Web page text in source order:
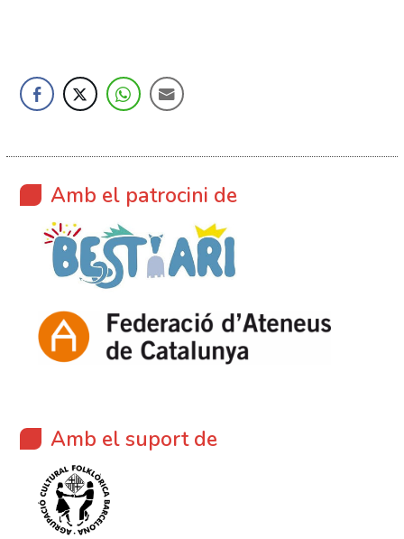
Amb el patrocini de
Amb el suport de